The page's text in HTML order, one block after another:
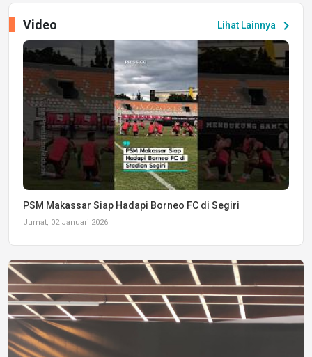
Lihat Lainnya chevron_right
Video
PSM Makassar Siap Hadapi Borneo FC di Segiri
Jumat, 02 Januari 2026